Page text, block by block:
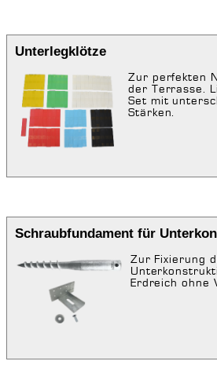
Unterlegklötze
Zur perfekten
der Terrasse.
Set mit
Stärken.
Schraubfundament für
Zur Fixierung
Erdreich ohne